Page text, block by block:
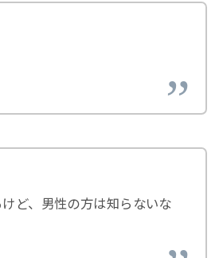
ど、男性の方は知らないな